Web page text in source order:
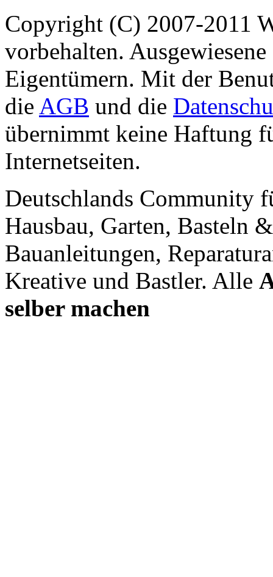
Copyright (C) 2007-2011
vorbehalten.
Eigentümern. Mit der
die AGB und die
übernimmt keine Haftung
Internetseiten.
Deutschlands Community
Hausbau, Garten, Basteln
Bauanleitungen,
Kreative und Bastler. Alle
selber machen